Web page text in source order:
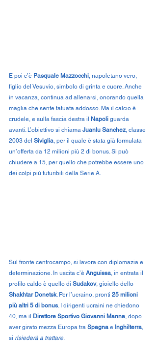
E poi c’è Pasquale Mazzocchi, napoletano vero,
figlio del Vesuvio, simbolo di grinta e cuore. Anche
in vacanza, continua ad allenarsi, onorando quella
maglia che sente tatuata addosso. Ma il calcio è
crudele, e sulla fascia destra il
Napoli guarda
avanti. L’obiettivo si chiama Juanlu Sanchez, classe
2003 del Siviglia, per il quale è stata già formulata
un’offerta da 12 milioni più 2 di bonus. Si può
chiudere a 15, per quello che potrebbe essere uno
dei colpi più futuribili della Serie A.
Sul fronte centrocampo, si lavora con diplomazia e
determinazione. In uscita c’è Anguissa, in entrata il
profilo caldo è quello di Sudakov, gioiello dello
Shakhtar Donetsk. Per l’ucraino, pronti 25 milioni
più altri 5 di bonus. I dirigenti ucraini ne chiedono
40, ma il
Direttore Sportivo Giovanni Manna, dopo
aver girato mezza Europa tra Spagna e Inghilterra,
si risiederà a trattare.